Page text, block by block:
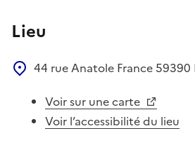
Lieu
44 rue Anatole France 59390
Voir sur une carte
Voir l’accessibilité du lieu